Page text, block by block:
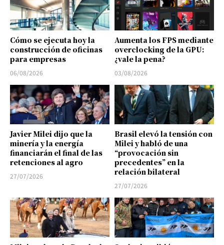
Cómo se ejecuta hoy la
construcción de oficinas
para empresas
06/08/2026
Aumenta los FPS mediante
overclocking de la GPU:
¿vale la pena?
03/08/2026
Javier Milei dijo que la
minería y la energía
financiarán el final de las
retenciones al agro
27/07/2026
Brasil elevó la tensión con
Milei y habló de una
“provocación sin
precedentes” en la
relación bilateral
27/07/2026